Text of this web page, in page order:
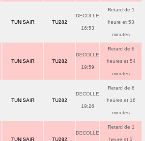
TUNISAIR TU282
DECOLLE
16:53
Retard de 1
heure et 53
minutes
TUNISAIR TU282
DECOLLE
19:59
Retard de 6
heures et 54
minutes
TUNISAIR TU282
DECOLLE
19:26
Retard de 6
heures et 16
minutes
TUNISAIR TU282
DECOLLE
Retard de 1
heure et 3